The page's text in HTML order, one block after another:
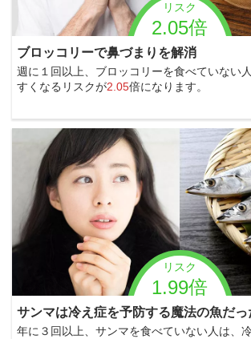
リスク
2.05倍
ブロッコリーで鼻づまりを解消
週に１回以上、ブロッコリーを食べていない
すくなるリスクが2.05倍になります。
リスク
1.99倍
サンマは冷え症を予防する魔法の魚だっ
年に３回以上、サンマを食べていない人は、